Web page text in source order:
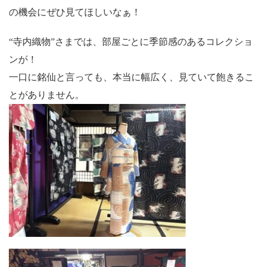
の機会にぜひ見てほしいなぁ！
“寺内織物”さまでは、部屋ごとに季節感のあるコレクショ
ンが！
一口に銘仙と言っても、本当に幅広く、見ていて飽きるこ
とがありません。